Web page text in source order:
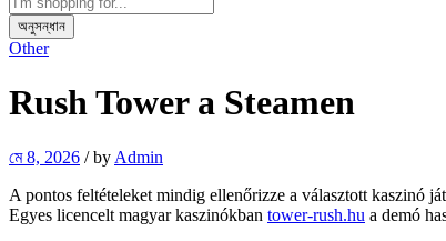
অনুসন্ধান
Other
Rush Tower a Steamen
মে 8, 2026 /by Admin
A pontos feltételeket mindig ellenőrizze a választott kaszinó
Egyes licencelt magyar kaszinókban tower-rush.hu a demó